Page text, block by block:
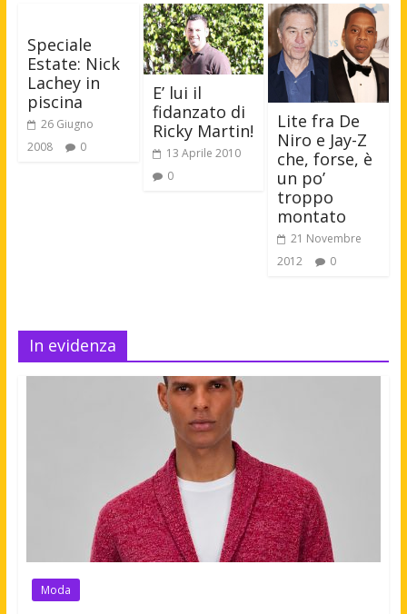
Speciale
Estate: Nick
Lachey in
piscina
26 Giugno
2008
0
E’ lui il
fidanzato di
Ricky Martin!
13 Aprile 2010
0
Lite fra De
Niro e Jay-Z
che, forse, è
un po’
troppo
montato
21 Novembre
2012
0
In evidenza
Moda